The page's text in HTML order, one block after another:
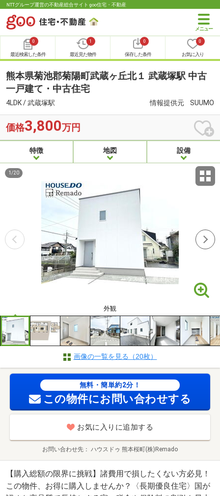
NTTグループ運営の不動産総合サイト goo住宅・不動産
0
最近検索した条件
1
最近見た物件
0
保存した条件
0
お気に入り
熊本県菊池郡菊陽町武蔵ヶ丘北１ 武蔵塚駅 中古
一戸建て・中古住宅
4LDK / 武蔵塚駅 情報提供元 SUUMO
価格3,800万円
特徴 地図 設備
外観
1 /20
画像の一覧を見る（20枚）
無料・簡単約2分！
この物件にお問い合わせする
お気に入りに追加する
お問い合わせ先 ハウスドゥ 熊本桜町(株)Remado
【購入総額の限界に挑戦】諸費用で損したくない方必見！
この物件、お得に購入しませんか？〈長期優良住宅〉国が